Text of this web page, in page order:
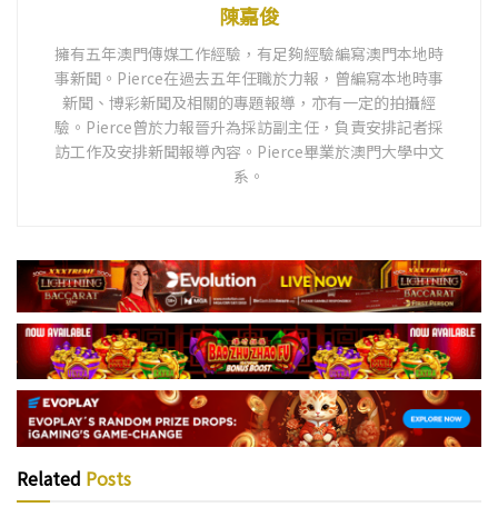
陳嘉俊
擁有五年澳門傳媒工作經驗，有足夠經驗編寫澳門本地時
事新聞。Pierce在過去五年任職於力報，曾編寫本地時事
新聞、博彩新聞及相關的專題報導，亦有一定的拍攝經
驗。Pierce曾於力報晉升為採訪副主任，負責安排記者採
訪工作及安排新聞報導內容。Pierce畢業於澳門大學中文
系。
Related Posts